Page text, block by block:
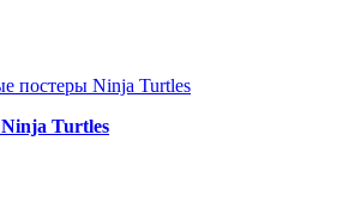
Ninja Turtles